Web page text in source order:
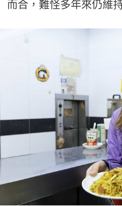
而合，難怪多年來仍維